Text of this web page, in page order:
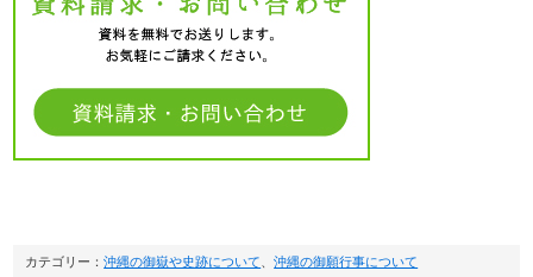
カテゴリー：沖縄の御嶽や史跡について 、沖縄の御願行事について